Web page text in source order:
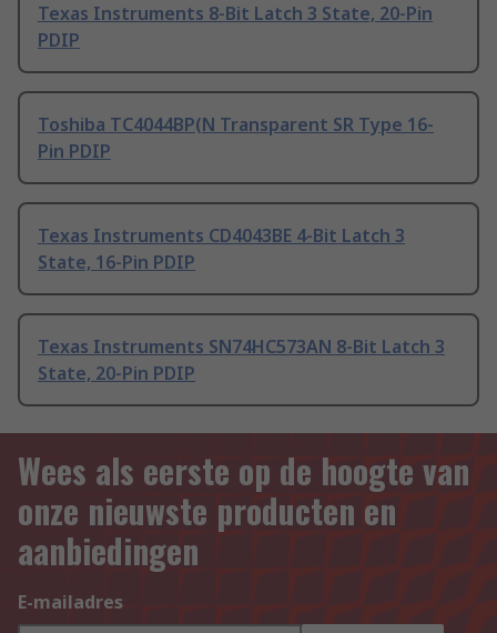
Texas Instruments 8-Bit Latch 3 State, 20-Pin
PDIP
Toshiba TC4044BP(N Transparent SR Type 16-
Pin PDIP
Texas Instruments CD4043BE 4-Bit Latch 3
State, 16-Pin PDIP
Texas Instruments SN74HC573AN 8-Bit Latch 3
State, 20-Pin PDIP
Wees als eerste op de hoogte van
onze nieuwste producten en
aanbiedingen
E-mailadres